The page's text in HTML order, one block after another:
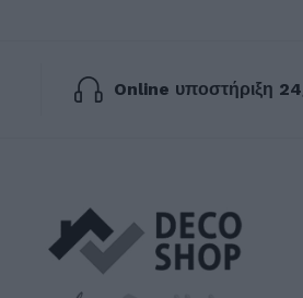
Online υποστήριξη